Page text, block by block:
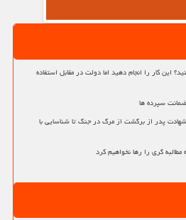
این کار را انجام دهید اما دولت در مقابل استفاده
سپرده ها
پدر از برگشت از مرگ در جنگ تا شناسایی با
گری را رها نخواهیم کرد